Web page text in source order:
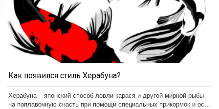
Как появился стиль Херабуна?
Херабуна – японский способ ловли карася и другой мирной рыбы
на поплавочную снасть при помощи специальных прикормок и ос...